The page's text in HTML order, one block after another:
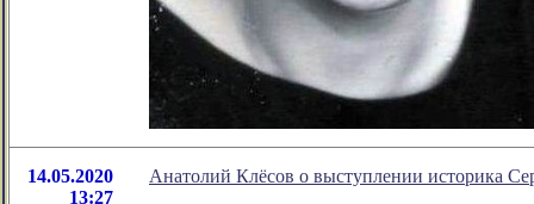
14.05.2020
13:27
Анатолий Клёсов о выступлении историка